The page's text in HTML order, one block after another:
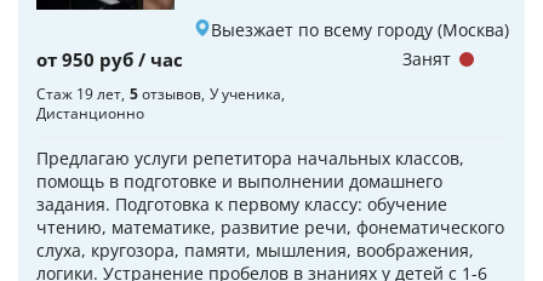
Выезжает по всему городу (Москва)
от 950 руб / час
Стаж 19 лет 5отзывов У ученика
Дистанционно
Предлагаю услуги репетитора начальных классов,
помощь в подготовке и выполнении домашнего
задания. Подготовка к первому классу: обучение
чтению, математике, развитие речи, фонематического
слуха, кругозора, памяти, мышления, воображения,
логики. Устранение пробелов в знаниях у детей с 1-6
Занят